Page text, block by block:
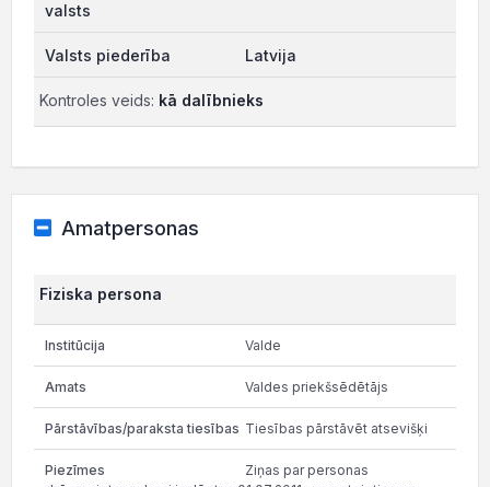
Latvija
Kontroles veids: kā dalībnieks
Amatpersonas
Fiziska persona
Valde
Valdes priekšsēdētājs
Tiesības pārstāvēt atsevišķi
Ziņas par personas